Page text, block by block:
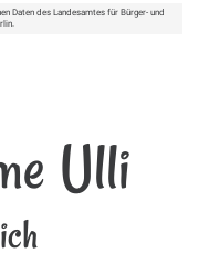
Daten des Landesamtes für Bürger- und
Ulli